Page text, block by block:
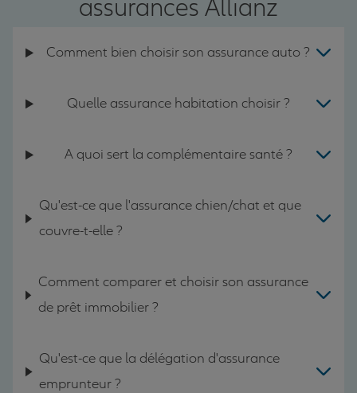
assurances Allianz
Comment bien choisir son assurance auto ?
Quelle assurance habitation choisir ?
A quoi sert la complémentaire santé ?
Qu'est-ce que l'assurance chien/chat et que
couvre-t-elle ?
Comment comparer et choisir son assurance
de prêt immobilier ?
Qu'est-ce que la délégation d'assurance
emprunteur ?